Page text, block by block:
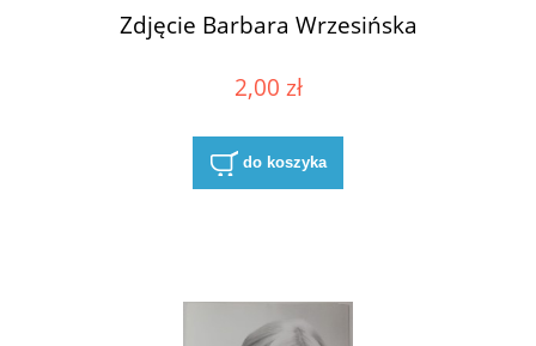
Zdjęcie Barbara Wrzesińska
2,00 zł
do koszyka